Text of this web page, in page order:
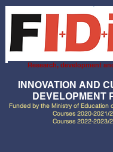
Research, development
INNOVATION AND
DEVELOPMENT
Funded by the Ministry of Education
Courses 2020-2021/
Courses 2022-2023/